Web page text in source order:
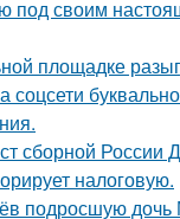
под своим
площадке
соцсети
сборной России
налоговую.
подросшую дочь